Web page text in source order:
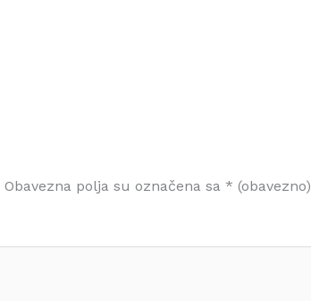
Obavezna polja su označena sa * (obavezno)